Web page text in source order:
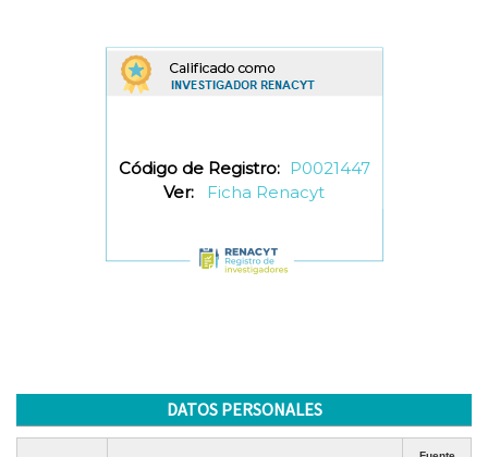
Código de Registro: P0021447
Ver:
Ficha Renacyt
DATOS PERSONALES